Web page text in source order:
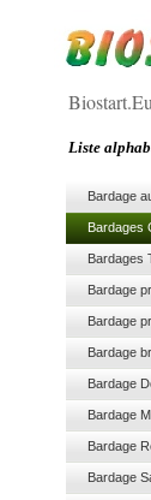
Bardage
Bardages
Bardages
Bardage
Bardage
Bardage
Bardage
Bardage
Bardage
Bardage
Liste